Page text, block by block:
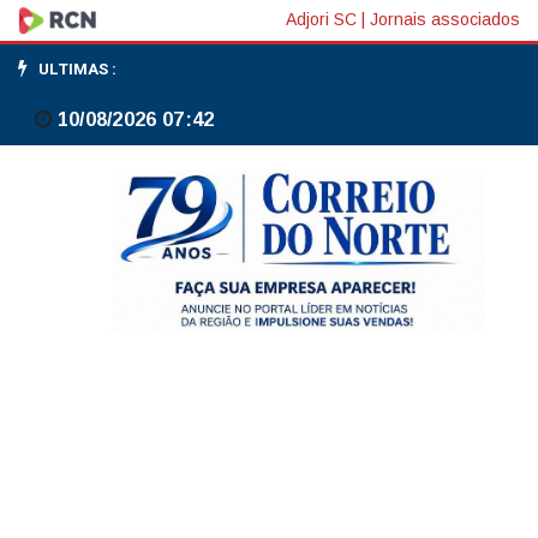
É
sensato
manter
inalterados,
Adjori SC Jornais associados
ULTIMAS :
10/08/2026 07:42